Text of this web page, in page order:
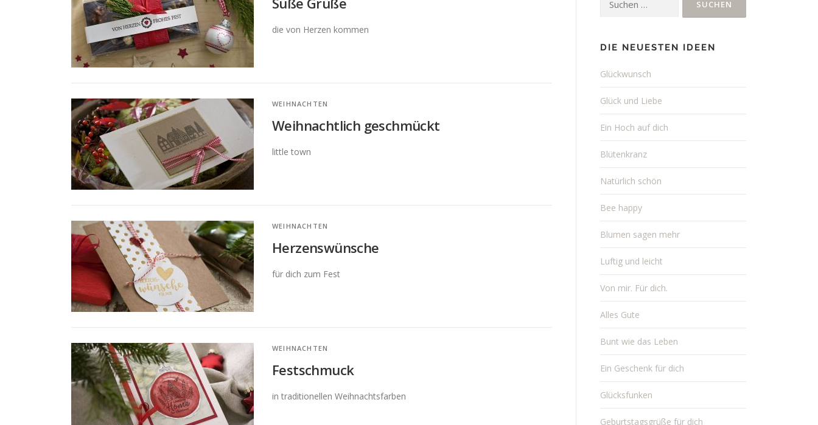
die von Herzen kommen
WEIHNACHTEN
Weihnachtlich geschmückt
little town
WEIHNACHTEN
Herzenswünsche
für dich zum Fest
WEIHNACHTEN
Festschmuck
in traditionellen Weihnachtsfarben
nach:
DIE NEUESTEN IDEEN
Glückwunsch
Glück und Liebe
Ein Hoch auf dich
Blütenkranz
Natürlich schön
Bee happy
Blumen sagen mehr
Luftig und leicht
Von mir. Für dich.
Alles Gute
Bunt wie das Leben
Ein Geschenk für dich
Glücksfunken
Geburtstagsgrüße für dich